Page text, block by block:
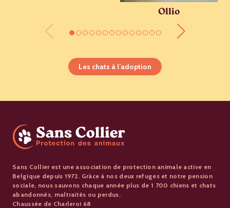
Ollio
Les chats à l’adoption
Sans Collier est une association de protection animale active en
Belgique depuis 1972. Grâce à nos deux refuges et notre pension
sociale, nous sauvons chaque année plus de 1 700 chiens et chats
abandonnés, maltraités ou perdus.
Chaussée de Charleroi 68